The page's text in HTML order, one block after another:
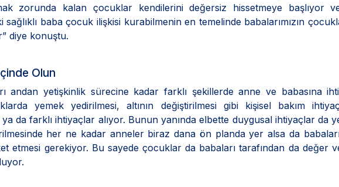
zorunda kalan çocuklar kendilerini değersiz hissetmeye başlıyor
baba çocuk ilişkisi kurabilmenin en temelinde babalarımızın
diye konuştu.
Olun
andan yetişkinlik sürecine kadar farklı şekillerde anne ve babasına
yemek yedirilmesi, altının değiştirilmesi gibi kişisel bakım
da farklı ihtiyaçlar alıyor. Bunun yanında elbette duygusal ihtiyaçlar da
her ne kadar anneler biraz dana ön planda yer alsa da
etmesi gerekiyor. Bu sayede çocuklar da babaları tarafından da değer